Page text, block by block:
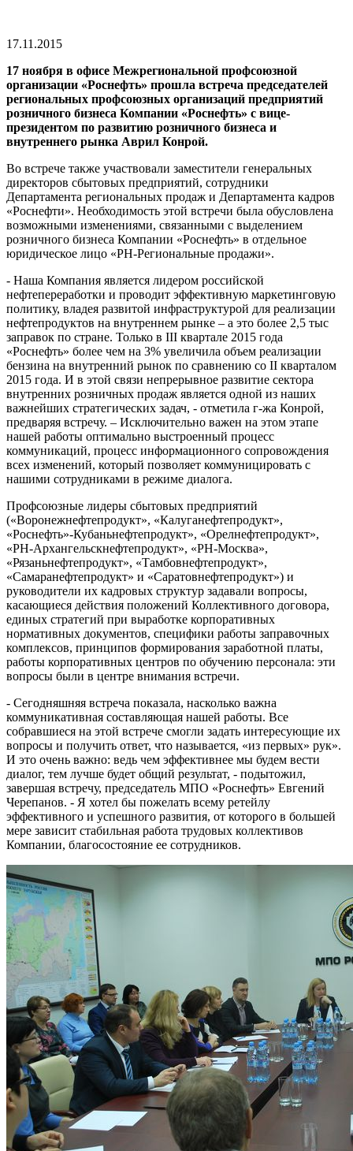
17.11.2015
17 ноября в офисе Межрегиональной профсоюзной
организации «Роснефть» прошла встреча председателей
региональных профсоюзных организаций предприятий
розничного бизнеса Компании «Роснефть» с вице-
президентом по развитию розничного бизнеса и
внутреннего рынка Аврил Конрой.
Во встрече также участвовали заместители генеральных
директоров сбытовых предприятий, сотрудники
Департамента региональных продаж и Департамента кадров
«Роснефти». Необходимость этой встречи была обусловлена
возможными изменениями, связанными с выделением
розничного бизнеса Компании «Роснефть» в отдельное
юридическое лицо «РН-Региональные продажи».
- Наша Компания является лидером российской
нефтепереработки и проводит эффективную маркетинговую
политику, владея развитой инфраструктурой для реализации
нефтепродуктов на внутреннем рынке – а это более 2,5 тыс
заправок по стране. Только в III квартале 2015 года
«Роснефть» более чем на 3% увеличила объем реализации
бензина на внутренний рынок по сравнению со II кварталом
2015 года. И в этой связи непрерывное развитие сектора
внутренних розничных продаж является одной из наших
важнейших стратегических задач, - отметила г-жа Конрой,
предваряя встречу. – Исключительно важен на этом этапе
нашей работы оптимально выстроенный процесс
коммуникаций, процесс информационного сопровождения
всех изменений, который позволяет коммуницировать с
нашими сотрудниками в режиме диалога.
Профсоюзные лидеры сбытовых предприятий
(«Воронежнефтепродукт», «Калуганефтепродукт»,
«Роснефть»-Кубаньнефтепродукт», «Орелнефтепродукт»,
«РН-Архангельскнефтепродукт», «РН-Москва»,
«Рязаньнефтепродукт», «Тамбовнефтепродукт»,
«Самаранефтепродукт» и «Саратовнефтепродукт») и
руководители их кадровых структур задавали вопросы,
касающиеся действия положений Коллективного договора,
единых стратегий при выработке корпоративных
нормативных документов, специфики работы заправочных
комплексов, принципов формирования заработной платы,
работы корпоративных центров по обучению персонала: эти
вопросы были в центре внимания встречи.
- Сегодняшняя встреча показала, насколько важна
коммуникативная составляющая нашей работы. Все
собравшиеся на этой встрече смогли задать интересующие их
вопросы и получить ответ, что называется, «из первых» рук».
И это очень важно: ведь чем эффективнее мы будем вести
диалог, тем лучше будет общий результат, - подытожил,
завершая встречу, председатель МПО «Роснефть» Евгений
Черепанов. - Я хотел бы пожелать всему ретейлу
эффективного и успешного развития, от которого в большей
мере зависит стабильная работа трудовых коллективов
Компании, благосостояние ее сотрудников.